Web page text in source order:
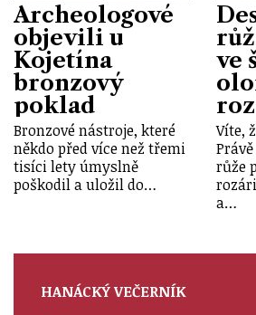
Archeologové
objevili u
Kojetína
bronzový
poklad
Bronzové nástroje, které
někdo před více než třemi
tisíci lety úmyslně
poškodil a uložil do…
ve
Víte,
růže
a…
HANÁCKÝ VEČERNÍK